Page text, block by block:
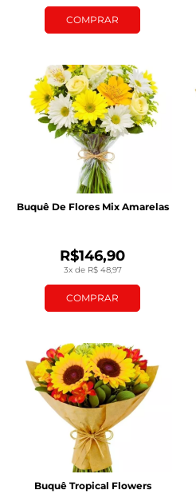
COMPRAR
COMPRAR
3x de R$ 48,97
R$146,90
Buquê De Flores Mix Amarelas
Buquê Tropical Flowers